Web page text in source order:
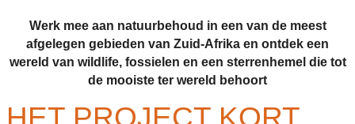
Werk mee aan natuurbehoud in een van de meest
afgelegen gebieden van Zuid-Afrika en ontdek een
wereld van wildlife, fossielen en een sterrenhemel die tot
de mooiste ter wereld behoort
HET PROJECT KORT